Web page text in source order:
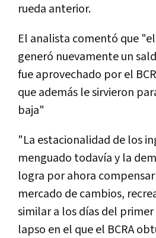
rueda anterior.
El analista comentó que
generó nuevamente un
fue aprovechado por el
que además le sirvieron
baja"
"La estacionalidad de los
menguado todavía y la
logra por ahora
mercado de cambios,
similar a los días del
lapso en el que el BCRA